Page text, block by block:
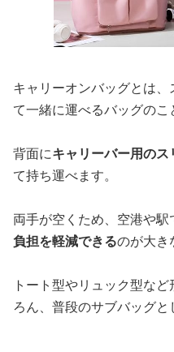
キャリーオンバッグとは
て一緒に運べるバッグのこ
背面にキャリーバー用のス
て持ち運べます。
両手が空くため、空港や駅
負担を軽減できるのが大き
トート型やリュック型な
ろん、普段のサブバッグと